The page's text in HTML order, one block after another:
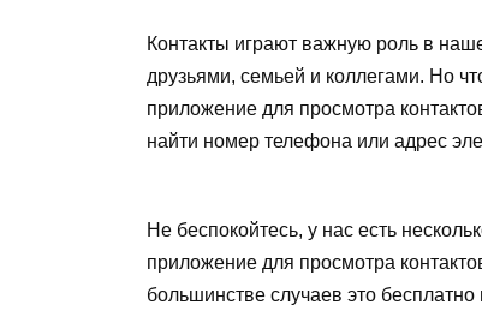
Контакты играют важную роль в
друзьями, семьей и коллегами. Но
приложение для просмотра
найти номер телефона или адрес
Не беспокойтесь, у нас есть
приложение для просмотра
большинстве случаев это бесплатно